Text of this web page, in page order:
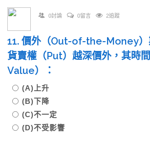
0討論 0留言 2追蹤
11. 價外（Out-of-the-Money）
貨賣權（Put）越深價外，其時
Value）：
(A)上升
(B)下降
(C)不一定
(D)不受影響